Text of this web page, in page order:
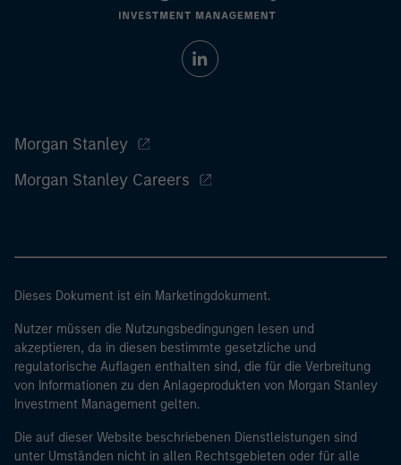
Morgan Stanley
Morgan Stanley Careers
Dieses Dokument ist ein Marketingdokument.
Nutzer müssen die Nutzungsbedingungen lesen und
akzeptieren, da in diesen bestimmte gesetzliche und
regulatorische Auflagen enthalten sind, die für die Verbreitung
von Informationen zu den Anlageprodukten von Morgan Stanley
Investment Management gelten.
Die auf dieser Website beschriebenen Dienstleistungen sind
unter Umständen nicht in allen Rechtsgebieten oder für alle